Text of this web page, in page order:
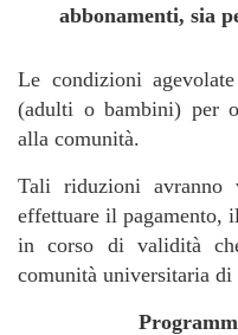
abbonamenti, sia
Le condizioni
(adulti o bambini) per
alla comunità.
Tali riduzioni avranno
effettuare il pagamento,
in corso di validità
comunità universitaria di